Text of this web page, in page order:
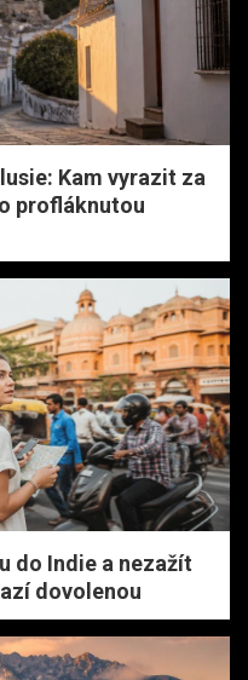
Kam vyrazit za
profláknutou
do Indie a nezažít
dovolenou